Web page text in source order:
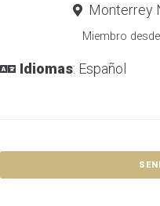
Monterrey
Miembro
Idiomas: Español